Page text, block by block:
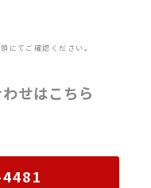
にてご確認ください。
せはこちら
4481